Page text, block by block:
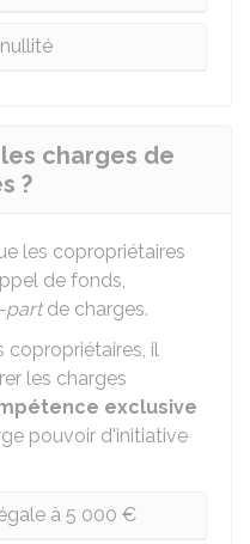
charges de
?
les copropriétaires
de fonds,
partde charges.
copropriétaires, il
les charges
exclusive
pouvoir d'initiative
à 5 000 €